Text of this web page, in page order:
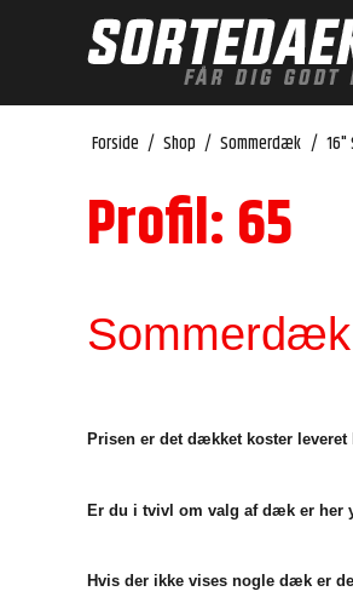
Forside / Shop / Sommerdæk / 16"
Profil: 65
Prisen er det dækket koster
Er du i tvivl om valg af dæk er her
Hvis der ikke vises nogle dæk er